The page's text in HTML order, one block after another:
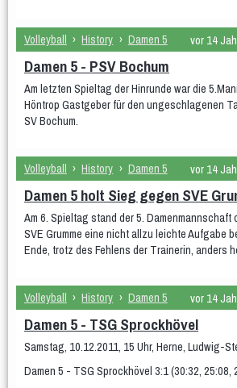
Volleyball › History › Damen 5 vor 14
Damen 5 - PSV Bochum
Am letzten Spieltag der Hinrunde war die
Höntrop Gastgeber für den ungeschlagenen
SV Bochum.
Volleyball › History › Damen 5 vor 14
Damen 5 holt Sieg gegen SVE
Am 6. Spieltag stand der 5. Damenmannschaft
SVE Grumme eine nicht allzu leichte Aufgabe
Ende, trotz des Fehlens der Trainerin, anders
Volleyball › History › Damen 5 vor 14
Damen 5 - TSG Sprockhövel
Samstag, 10.12.2011, 15 Uhr, Herne, Ludwig-
Damen 5 - TSG Sprockhövel 3:1 (30:32, 25:08,